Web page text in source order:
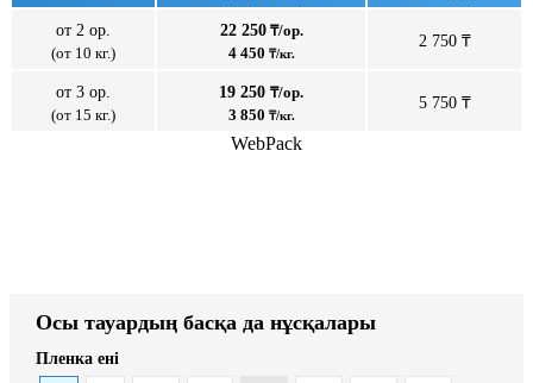
от 2 ор.
(от 10 кг.)
22 250₸/ор.
4 450 ₸/кг.
2 750 ₸
от 3 ор.
(от 15 кг.)
19 250 ₸/ор.
3 850 ₸/кг.
5 750 ₸
WebPack
Осы тауардың басқа да нұсқалары
Пленка ені